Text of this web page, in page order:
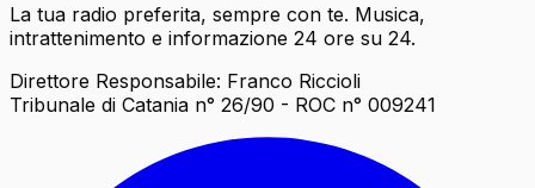
La tua radio preferita, sempre con te. Musica,
intrattenimento e informazione 24 ore su 24.
Direttore Responsabile: Franco Riccioli
Tribunale di Catania n° 26/90 - ROC n° 009241